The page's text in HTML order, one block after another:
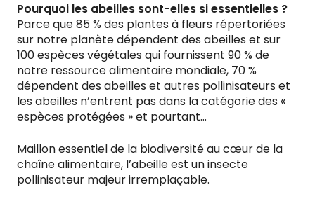
Pourquoi les abeilles sont-elles si essentielles ?
Parce que 85 % des plantes à fleurs répertoriées
sur notre planète dépendent des abeilles et sur
100 espèces végétales qui fournissent 90 % de
notre ressource alimentaire mondiale, 70 %
dépendent des abeilles et autres pollinisateurs et
les abeilles n’entrent pas dans la catégorie des «
espèces protégées » et pourtant…
Maillon essentiel de la biodiversité au cœur de la
chaîne alimentaire, l’abeille est un insecte
pollinisateur majeur irremplaçable.